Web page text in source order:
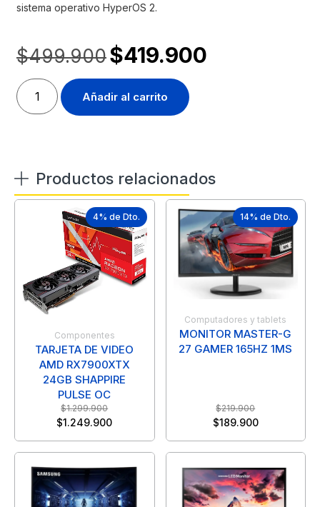
sistema operativo HyperOS 2.
$499.900$419.900
Añadir al carrito
Productos relacionados
4% de Dto.
Componentes
TARJETA DE VIDEO
AMD RX7900XTX
24GB SHAPPIRE
PULSE OC
$1.299.900
$1.249.900
14% de Dto.
Computadores y tablets
MONITOR MASTER-G
27 GAMER 165HZ 1MS
$219.900
$189.900